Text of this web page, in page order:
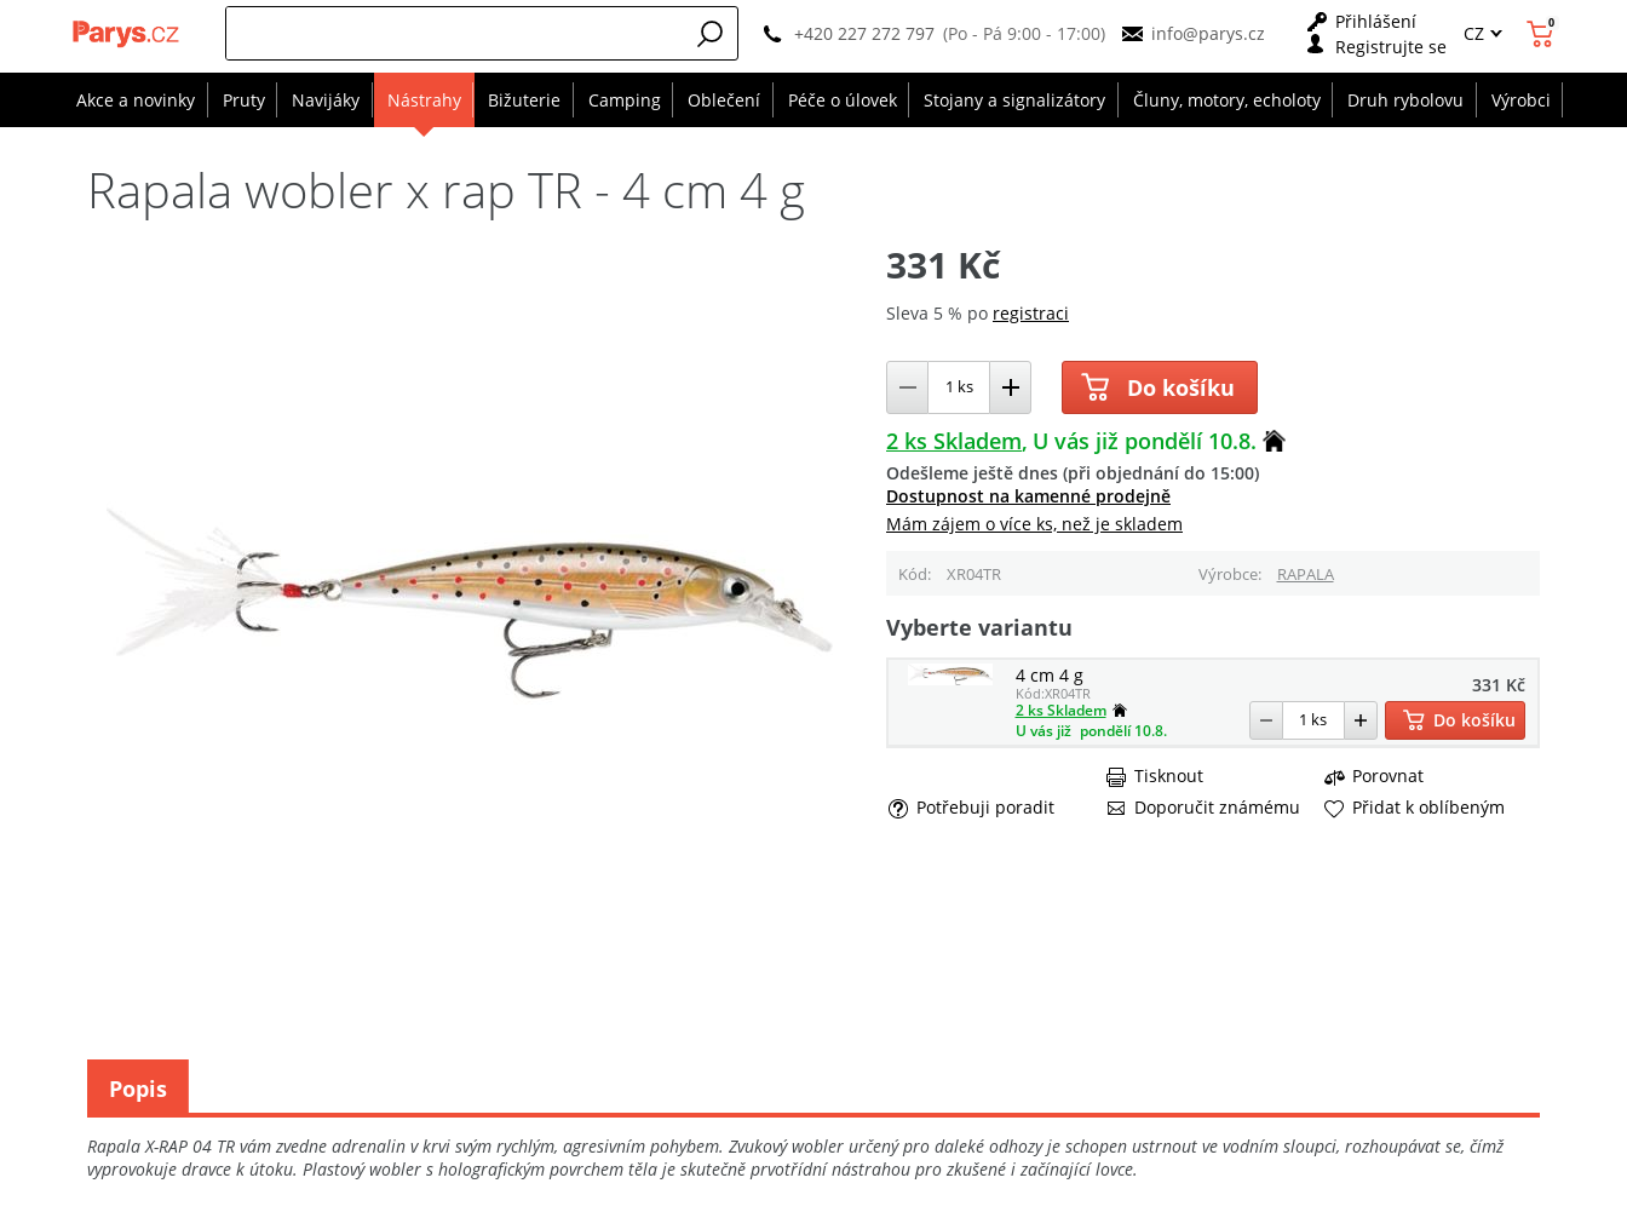
+420 227 272 797 (Po - Pá 9:00 - 17:00) info@parys.cz
Přihlášení
Registrujte se
CZ 0
Akce a novinky Pruty Navijáky Nástrahy Bižuterie Camping Oblečení Péče o úlovek Stojany a signalizátory Čluny, motory, echoloty Druh rybolovu Výrobci
Rapala wobler x rap TR - 4 cm 4 g
331 Kč
Sleva 5 % po registraci
Do košíku
2 ks Skladem U vás již pondělí 10.8.
Odešleme ještě dnes (při objednání do 15:00)
Dostupnost na kamenné prodejně
Mám zájem o více ks, než je skladem
Kód XR04TR Výrobce RAPALA
Vyberte variantu
4 cm 4 g
Kód:XR04TR 331 Kč
2 ks Skladem
U vás již pondělí 10.8. Do košíku
Porovnat
Potřebuji poradit
Doporučit známému
Tisknout
Přidat k oblíbeným
Rapala X-RAP 04 TR vám zvedne adrenalin v krvi svým rychlým, agresivním pohybem. Zvukový wobler určený pro daleké odhozy je schopen ustrnout ve vodním sloupci, rozhoupávat se, čímž
vyprovokuje dravce k útoku. Plastový wobler s holografickým povrchem těla je skutečně prvotřídní nástrahou pro zkušené i začínající lovce.
Popis